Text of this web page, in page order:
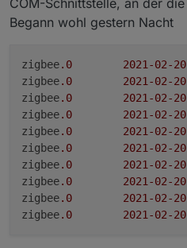
Koordinator
Schalter Katze +
liegen
nicht erreichbar,
14Meter vom
derzeit keine
COM-Schnittstelle, an der
Begann wohl gestern Nacht
zigbee.0 2021-02-20
zigbee.0 2021-02-20
zigbee.0 2021-02-20
zigbee.0 2021-02-20
zigbee.0 2021-02-20
zigbee.0 2021-02-20
zigbee.0 2021-02-20
zigbee.0 2021-02-20
zigbee.0 2021-02-20
zigbee.0 2021-02-20